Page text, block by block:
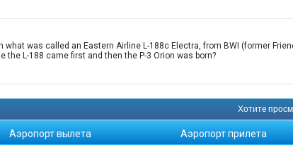
was called an Eastern Airline L-188c Electra, from BWI (former
the L-188 came first and then the P-3 Orion was born?
Хотите
Аэропорт вылета Аэропорт прилета